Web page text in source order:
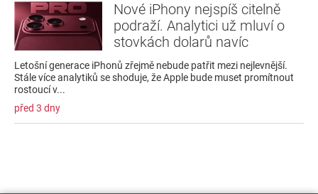
Nové iPhony nejspíš citelně
podraží. Analytici už mluví o
stovkách dolarů navíc
Letošní generace iPhonů zřejmě nebude patřit mezi nejlevnější.
Stále více analytiků se shoduje, že Apple bude muset promítnout
rostoucí v...
před 3 dny